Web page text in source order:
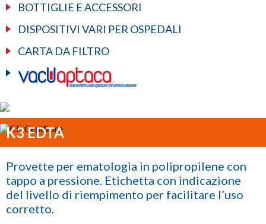
BOTTIGLIE E ACCESSORI
DISPOSITIVI VARI PER OSPEDALI
CARTA DA FILTRO
K3 EDTA
Provette per ematologia in polipropilene con
tappo a pressione. Etichetta con indicazione
del livello di riempimento per facilitare l’uso
corretto.